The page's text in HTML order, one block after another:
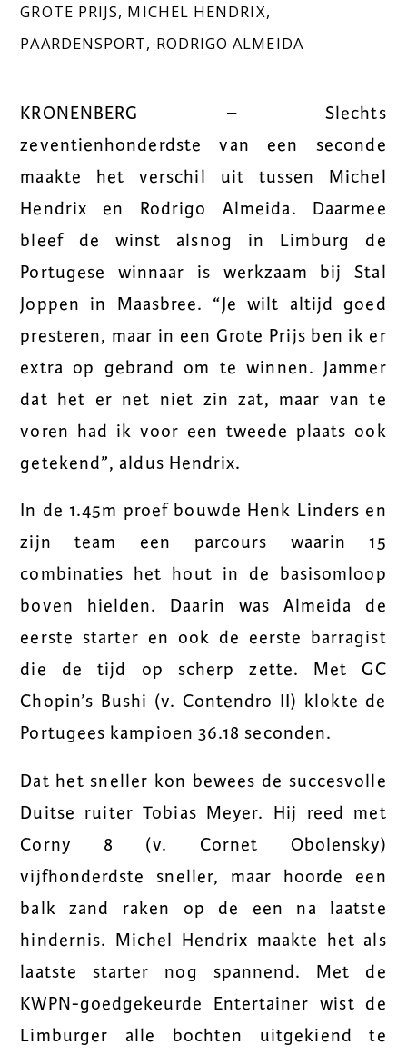
GROTE PRIJS, MICHEL HENDRIX,
PAARDENSPORT, RODRIGO ALMEIDA
KRONENBERG – Slechts
zeventienhonderdste van een seconde
maakte het verschil uit tussen Michel
Hendrix en Rodrigo Almeida. Daarmee
bleef de winst alsnog in Limburg de
Portugese winnaar is werkzaam bij Stal
Joppen in Maasbree. “Je wilt altijd goed
presteren, maar in een Grote Prijs ben ik er
extra op gebrand om te winnen. Jammer
dat het er net niet zin zat, maar van te
voren had ik voor een tweede plaats ook
getekend”, aldus Hendrix.
In de 1.45m proef bouwde Henk Linders en
zijn team een parcours waarin 15
combinaties het hout in de basisomloop
boven hielden. Daarin was Almeida de
eerste starter en ook de eerste barragist
die de tijd op scherp zette. Met GC
Chopin’s Bushi (v. Contendro II) klokte de
Portugees kampioen 36.18 seconden.
Dat het sneller kon bewees de succesvolle
Duitse ruiter Tobias Meyer. Hij reed met
Corny 8 (v. Cornet Obolensky)
vijfhonderdste sneller, maar hoorde een
balk zand raken op de een na laatste
hindernis. Michel Hendrix maakte het als
laatste starter nog spannend. Met de
KWPN-goedgekeurde Entertainer wist de
Limburger alle bochten uitgekiend te